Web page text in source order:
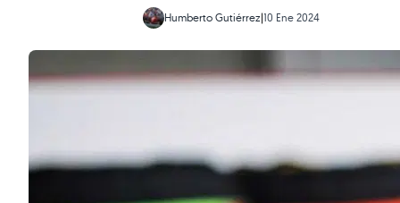
Humberto Gutiérrez|10 Ene 2024